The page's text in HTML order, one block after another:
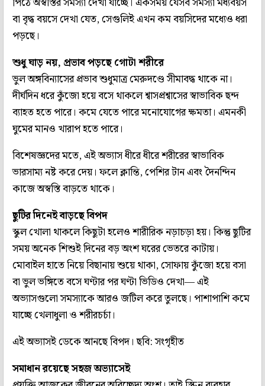
বা বৃদ্ধ বয়সে দেখা যেত, সেগুলিই এখন কম বয়সিদের মধ্যেও ধরা
পড়ছে।
শুধু ঘাড় নয়, প্রভাব পড়ছে গোটা শরীরে
ভুল অঙ্গবিন্যাসের প্রভাব শুধুমাত্র মেরুদণ্ডে সীমাবদ্ধ থাকে না।
দীর্ঘদিন ধরে কুঁজো হয়ে বসে থাকলে শ্বাসপ্রশ্বাসের স্বাভাবিক ছন্দ
ব্যাহত হতে পারে। কমে যেতে পারে মনোযোগের ক্ষমতা। এমনকী
ঘুমের মানও খারাপ হতে পারে।
বিশেষজ্ঞদের মতে, এই অভ্যাস ধীরে ধীরে শরীরের স্বাভাবিক
ভারসাম্য নষ্ট করে দেয়। ফলে ক্লান্তি, পেশির টান এবং দৈনন্দিন
কাজে অস্বস্তি বাড়তে থাকে।
ছুটির দিনেই বাড়ছে বিপদ
স্কুল খোলা থাকলে কিছুটা হলেও শারীরিক নড়াচড়া হয়। কিন্তু ছুটির
সময় অনেক শিশুই দিনের বড় অংশ ঘরের ভেতরে কাটায়।
মোবাইল হাতে নিয়ে বিছানায় শুয়ে থাকা, সোফায় কুঁজো হয়ে বসা
বা ভুল ভঙ্গিতে বসে ঘণ্টার পর ঘণ্টা ভিডিও দেখা— এই
অভ্যাসগুলো সমস্যাকে আরও জটিল করে তুলছে। পাশাপাশি কমে
যাচ্ছে খেলাধুলা ও শরীরচর্চা।
এই অভ্যাসই ডেকে আনছে বিপদ। ছবি: সংগৃহীত
সমাধান রয়েছে সহজ অভ্যাসেই